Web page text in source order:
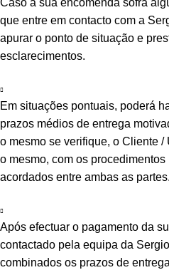
Caso a sua encomenda sofra
que entre em contacto com a
apurar o ponto de situação e
esclarecimentos.
Em situações pontuais, poderá
prazos médios de entrega
o mesmo se verifique, o Cliente
o mesmo, com os
acordados entre ambas as partes.
Após efectuar o pagamento da
contactado pela equipa da
combinados os prazos de